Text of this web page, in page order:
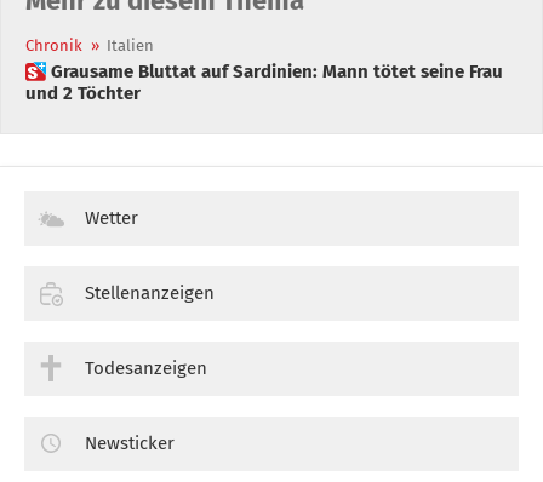
Chronik » Italien
 Grausame Bluttat auf Sardinien: Mann tötet seine Frau
und 2 Töchter
Wetter
Stellenanzeigen
Todesanzeigen
Newsticker